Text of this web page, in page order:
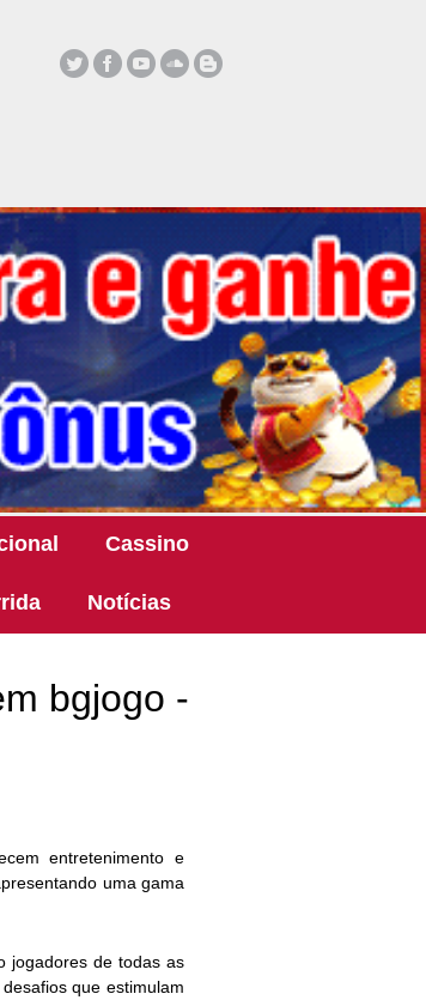
Cassino
Notícias
bgjogo -
entretenimento e
uma gama
jogadores de todas as
que estimulam